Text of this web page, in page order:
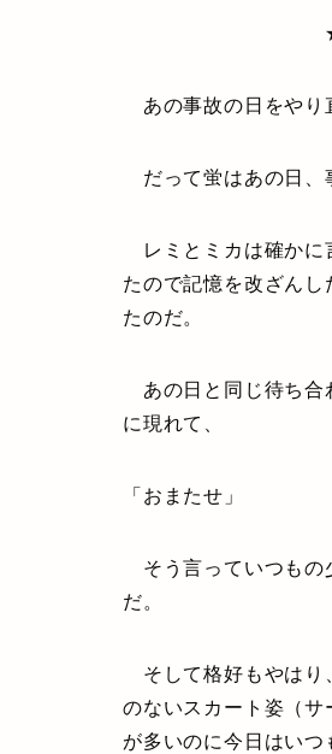
あの事故の日をやり
だって蛍はあの日、
レミとミカは確かに
たので記憶を改ざん
たのだ。
あの日と同じ待ち合
に現れて、
「おまたせ」
そう言っていつもの
だ。
そして格好もやはり
のないスカート姿（
が多いのに今日はいつ